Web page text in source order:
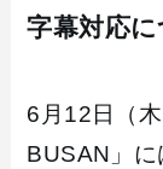
字幕対応
6月12日（
BUSAN」に